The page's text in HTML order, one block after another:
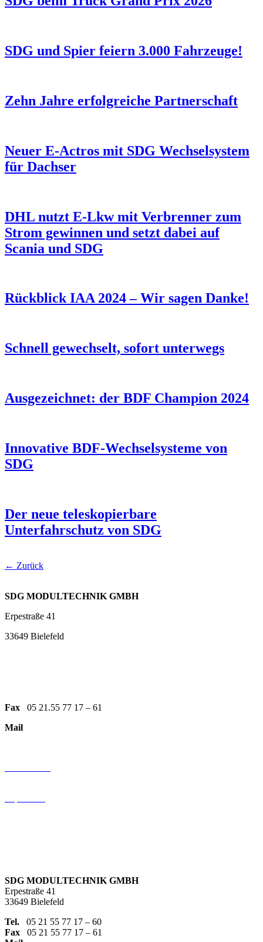
SDG und Spier feiern 3.000 Fahrzeuge!
Zehn Jahre erfolgreiche Partnerschaft
Neuer E-Actros mit SDG Wechselsystem
für Dachser
DHL nutzt E-Lkw mit Verbrenner zum
Strom gewinnen und setzt dabei auf
Scania und SDG
Rückblick IAA 2024 – Wir sagen Danke!
Schnell gewechselt, sofort unterwegs
Ausgezeichnet: der BDF Champion 2024
Innovative BDF-Wechselsysteme von
SDG
Der neue teleskopierbare
Unterfahrschutz von SDG
← Zurück
SDG MODULTECHNIK GMBH
Erpestraße 41
33649 Bielefeld
Fax 05 21.55 77 17 – 61
Mail
SDG MODULTECHNIK GMBH
Erpestraße 41
33649 Bielefeld
Tel. 05 21 55 77 17 – 60
Fax 05 21 55 77 17 – 61